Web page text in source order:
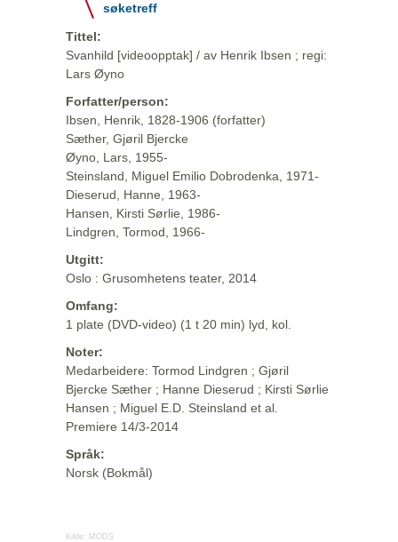
søketreff
Tittel:
Svanhild [videoopptak] / av Henrik Ibsen ; regi:
Lars Øyno
Forfatter/person:
Ibsen, Henrik, 1828-1906 (forfatter)
Sæther, Gjøril Bjercke
Øyno, Lars, 1955-
Steinsland, Miguel Emilio Dobrodenka, 1971-
Dieserud, Hanne, 1963-
Hansen, Kirsti Sørlie, 1986-
Lindgren, Tormod, 1966-
Utgitt:
Oslo : Grusomhetens teater, 2014
Omfang:
1 plate (DVD-video) (1 t 20 min) lyd, kol.
Noter:
Medarbeidere: Tormod Lindgren ; Gjøril
Bjercke Sæther ; Hanne Dieserud ; Kirsti Sørlie
Hansen ; Miguel E.D. Steinsland et al.
Premiere 14/3-2014
Språk:
Norsk (Bokmål)
Kilde: MODS